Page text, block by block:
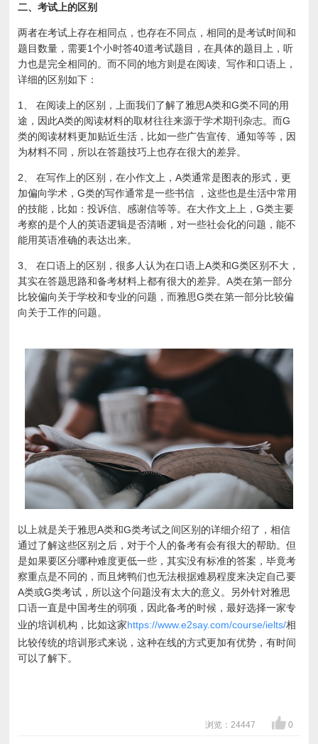
二、考试上的区别
两者在考试上存在相同点，也存在不同点，相同的是考试时间和
题目数量，需要1个小时答40道考试题目，在具体的题目上，听
力也是完全相同的。而不同的地方则是在阅读、写作和口语上，
详细的区别如下：
1、在阅读上的区别，上面我们了解了雅思A类和G类不同的用
途，因此A类的阅读材料的取材往往来源于学术期刊杂志。而G
类的阅读材料更加贴近生活，比如一些广告宣传、通知等等，因
为材料不同，所以在答题技巧上也存在很大的差异。
2、在写作上的区别，在小作文上，A类通常是图表的形式，更
加偏向学术，G类的写作通常是一些书信 ，这些也是生活中常用
的技能，比如：投诉信、感谢信等等。在大作文上上，G类主要
考察的是个人的英语逻辑是否清晰，对一些社会化的问题，能不
能用英语准确的表达出来。
3、在口语上的区别，很多人认为在口语上A类和G类区别不大，
其实在答题思路和备考材料上都有很大的差异。A类在第一部分
比较偏向关于学校和专业的问题，而雅思G类在第一部分比较偏
向关于工作的问题。
以上就是关于雅思A类和G类考试之间区别的详细介绍了，相信
通过了解这些区别之后，对于个人的备考有会有很大的帮助。但
是如果要区分哪种难度更低一些，其实没有标准的答案，毕竟考
察重点是不同的，而且烤鸭们也无法根据难易程度来决定自己要
A类或G类考试，所以这个问题没有太大的意义。另外针对雅思
口语一直是中国考生的弱项，因此备考的时候，最好选择一家专
业的培训机构，比如这家https://www.e2say.com/course/ielts/相
比较传统的培训形式来说，这种在线的方式更加有优势，有时间
可以了解下。
浏览：24447 0